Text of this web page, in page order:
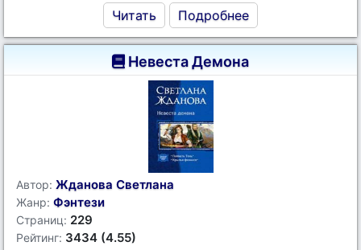
Читать Подробнее
Невеста Демона
Автор: Жданова Светлана
Жанр: Фэнтези
Страниц: 229
Рейтинг: 3434 (4.55)